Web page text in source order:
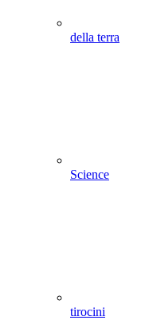
della terra
Science
tirocini